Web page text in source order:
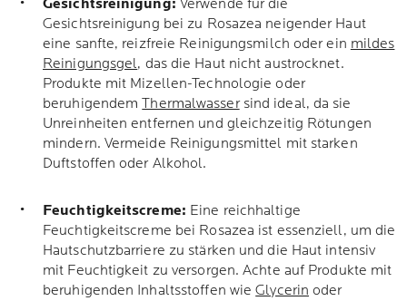
Gesichtsreinigung: Verwende für die
Gesichtsreinigung bei zu Rosazea neigender Haut
eine sanfte, reizfreie Reinigungsmilch oder ein mildes
Reinigungsgel, das die Haut nicht austrocknet.
Produkte mit Mizellen-Technologie oder
beruhigendemThermalwassersind ideal, da sie
Unreinheiten entfernen und gleichzeitig Rötungen
mindern. Vermeide Reinigungsmittel mit starken
Duftstoffen oder Alkohol.
Feuchtigkeitscreme: Eine reichhaltige
Feuchtigkeitscreme bei Rosazea ist essenziell, um die
Hautschutzbarriere zu stärken und die Haut intensiv
mit Feuchtigkeit zu versorgen. Achte auf Produkte mit
beruhigenden Inhaltsstoffen wieGlycerin oder